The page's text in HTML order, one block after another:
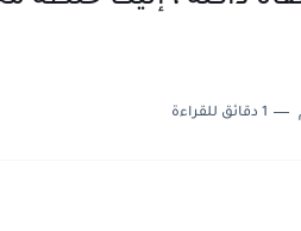
1 دقائق للقراءة